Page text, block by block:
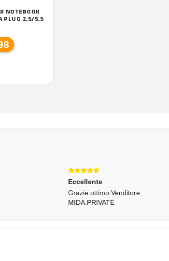
NOTEBOOK
PLUG 2,5/5,5
Venditore
Veloce